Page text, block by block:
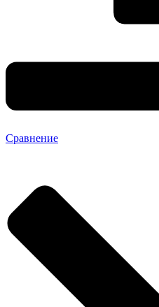
Сравнение